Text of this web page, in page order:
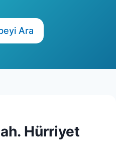
Ara
Hürriyet